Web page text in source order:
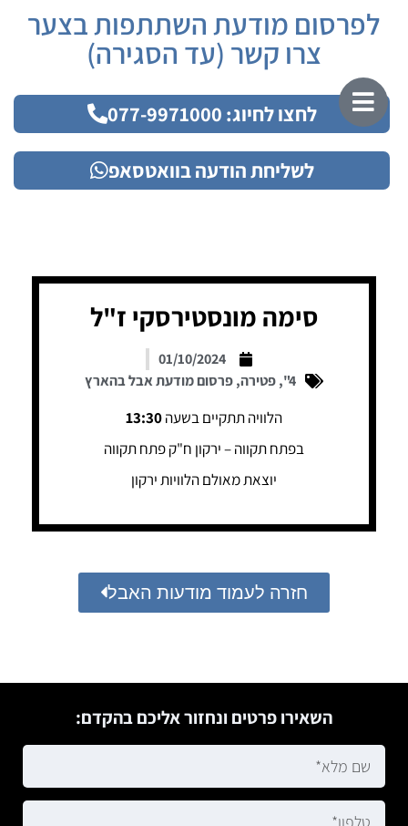
לפרסום מודעת השתתפות בצער
צרו קשר (עד הסגירה)
לחצו לחיוג: 077-9971000
לשליחת הודעה בוואטסאפ
סימה מונסטירסקי ז"ל
01/10/2024
4"
,פטירה,פרסום מודעת אבל בהארץ
הלוויה תתקיים בשעה13:30
בפתח תקווה – ירקון ח"ק פתח תקווה
יוצאת מאולם הלוויות ירקון
חזרה לעמוד מודעות האבל
השאירו פרטים ונחזור אליכם בהקדם: